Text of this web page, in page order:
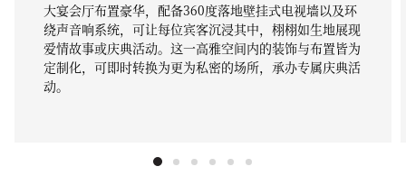
大宴会厅布置豪华，配备360度落地壁挂式电视墙以及环
绕声音响系统，可让每位宾客沉浸其中，栩栩如生地展现
爱情故事或庆典活动。这一高雅空间内的装饰与布置皆为
定制化，可即时转换为更为私密的场所，承办专属庆典活
动。